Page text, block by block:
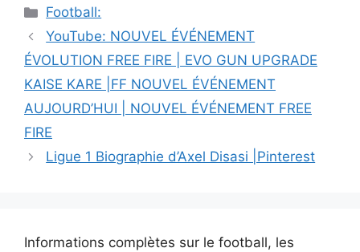
Catégories
Football:
Navigation
des
YouTube: NOUVEL ÉVÉNEMENT
ÉVOLUTION FREE FIRE | EVO GUN UPGRADE
KAISE KARE |FF NOUVEL ÉVÉNEMENT
AUJOURD’HUI | NOUVEL ÉVÉNEMENT FREE
FIRE
Ligue 1 Biographie d’Axel Disasi |Pinterest
Informations complètes sur le football, les